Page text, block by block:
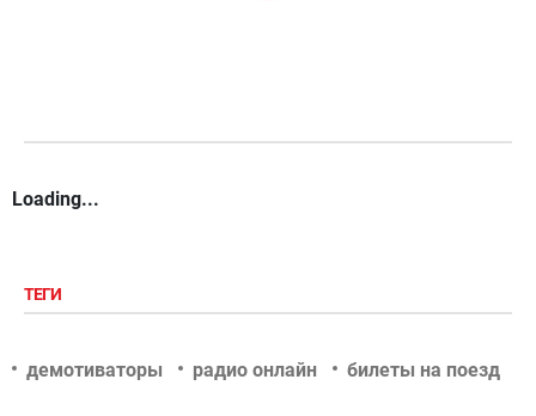
Loading...
ТЕГИ
демотиваторы радио онлайн билеты на поезд